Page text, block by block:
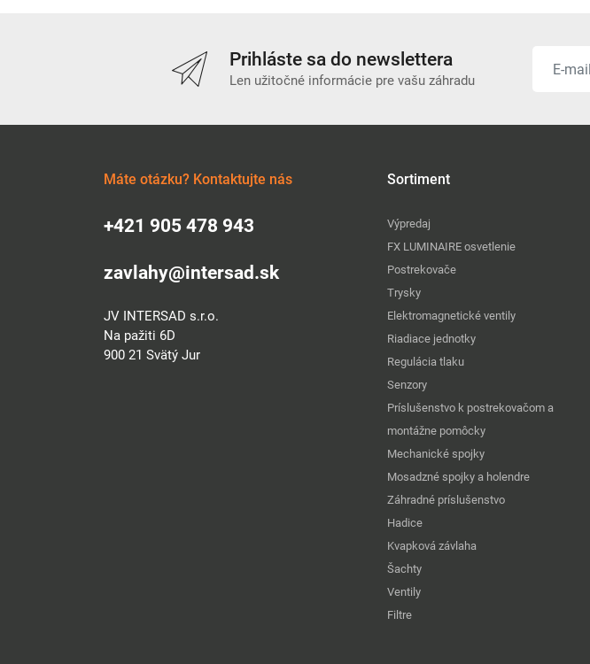
Prihláste sa do newslettera
Len užitočné informácie pre vašu záhradu
Máte otázku? Kontaktujte nás
+421 905 478 943
zavlahy@intersad.sk
JV INTERSAD s.r.o.
Na pažiti 6D
900 21 Svätý Jur
Sortiment
Výpredaj
FX LUMINAIRE osvetlenie
Postrekovače
Trysky
Elektromagnetické ventily
Riadiace jednotky
Regulácia tlaku
Senzory
Príslušenstvo k postrekovačom a
montážne pomôcky
Mechanické spojky
Mosadzné spojky a holendre
Záhradné príslušenstvo
Hadice
Kvapková závlaha
Šachty
Ventily
Filtre